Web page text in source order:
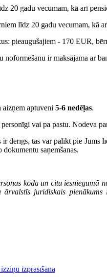
20 gadu vecumam, kā arī
līdz 20 gadu vecumam, kā
pieaugušajiem - 170 EUR,
ir maksājama ar
aizņem aptuveni 5-6 nedēļas.
vai pa pastu. Nodeva
ir derīgs, tas var palikt pie
saņemšanas.
koda un citu
ārvalstīs juridiskais
izprasīšana